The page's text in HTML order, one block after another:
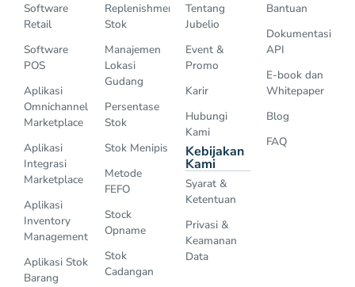
Software
Retail
Software
POS
Aplikasi
Omnichannel
Marketplace
Aplikasi
Integrasi
Marketplace
Aplikasi
Inventory
Management
Aplikasi Stok
Barang
Replenishment
Stok
Manajemen
Lokasi
Gudang
Persentase
Stok
Stok Menipis
Metode
FEFO
Stock
Opname
Stok
Cadangan
Tentang
Jubelio
Event &
Promo
Karir
Hubungi
Kami
Kebijakan
Kami
Syarat &
Ketentuan
Privasi &
Keamanan
Data
Bantuan
Dokumentasi
API
E-book dan
Whitepaper
Blog
FAQ